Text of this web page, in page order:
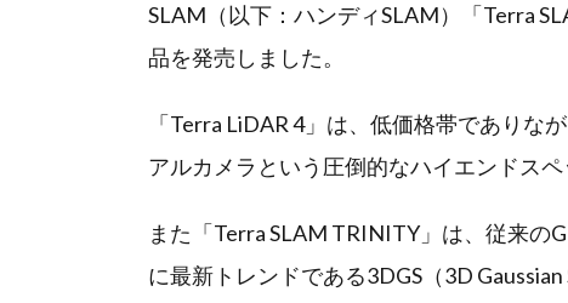
SLAM（以下：ハンディSLAM）「Terra
品を発売しました。
「Terra LiDAR 4」は、低価格帯でありな
アルカメラという圧倒的なハイエンドス
また「Terra SLAM TRINITY」は、従来の
に最新トレンドである3DGS（3D